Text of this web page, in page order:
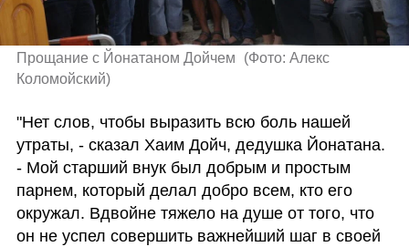
Прощание с Йонатаном Дойчем (Фото: Алекс
Коломойский)
"Нет слов, чтобы выразить всю боль нашей
утраты, - сказал Хаим Дойч, дедушка Йонатана.
- Мой старший внук был добрым и простым
парнем, который делал добро всем, кто его
окружал. Вдвойне тяжело на душе от того, что
он не успел совершить важнейший шаг в своей